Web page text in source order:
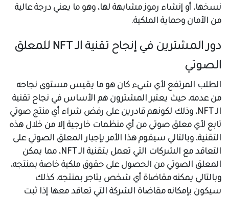
نسخها، أو إنشاء رموز مشابهة لها، وهو ما يعني درجة عالية
من الأمان وحماية الملكية.
دور المشترين في إنجاح تقنية الـ NFT للمعلق
الصوتي
الطلب المرتفع لأي شيء كان هو ما يقيس مستوى نجاحه
من عدمه، حيث يعتبر المشترون هم الأساس في نجاح تقنية
الـ NFT، وذلك لكونهم قادرين على رفض شراء أي منتج صوتي
تابع لأي معلق صوتي من أي منظمات خارجية إلا من خلال هذه
التقنية، وبالتالي سيقوم هذا الأمر بإجبار المعلق الصوتي على
التعاقد مع الشركات التي تعمل بتقنية الـ NFT، مما يمكن
المعلق الصوتي من الحصول على حقوق ملكية خاصة بمنتجه،
وبالتالي يمكنه مقاضاة أي شخص يتاجر بمنتجه، كذلك
سيكون بإمكانه مقاضاة الشركة التي تعاقد معها إذا ثبت